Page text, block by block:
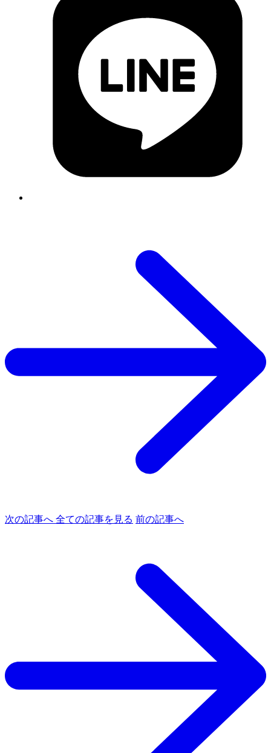
次の記事へ 全ての記事を見る 前の記事へ